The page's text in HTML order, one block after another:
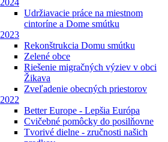
2024
Udržiavacie práce na miestnom
cintoríne a Dome smútku
2023
Rekonštrukcia Domu smútku
Zelené obce
Riešenie migračných výziev v obci
Žikava
Zveľadenie obecných priestorov
2022
Better Europe - Lepšia Európa
Cvičebné pomôcky do posilňovne
Tvorivé dielne - zručnosti našich